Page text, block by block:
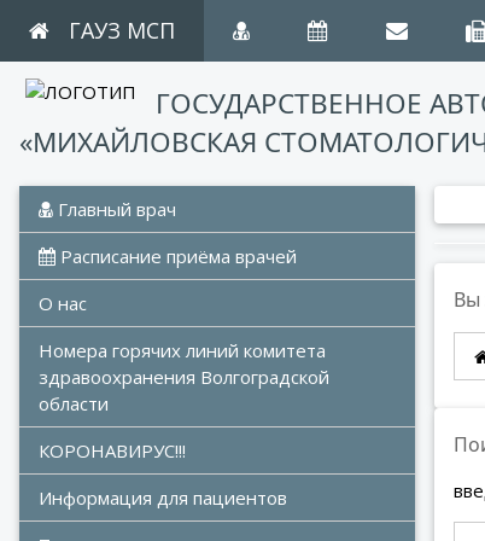
ГАУЗ МСП
ГОСУДАРСТВЕННОЕ
«МИХАЙЛОВСКАЯ
Главный врач
Расписание приёма врачей
О нас
Номера горячих линий комитета
здравоохранения Волгоградской
области
КОРОНАВИРУС!!!
Информация для пациентов
Вы